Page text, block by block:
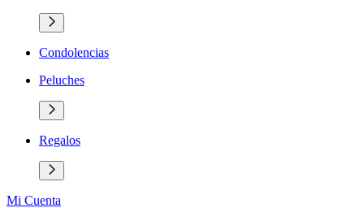
Condolencias
Peluches
Regalos
Mi Cuenta